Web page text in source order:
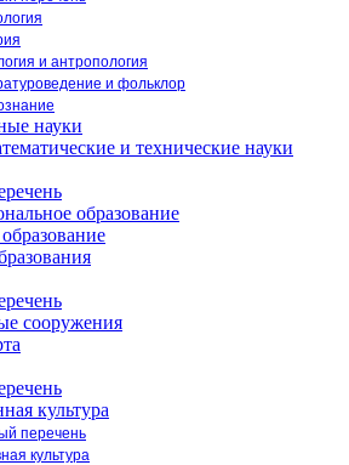
и антропология
и фольклор
науки
и технические науки
образование
сооружения
культура
перечень
культура